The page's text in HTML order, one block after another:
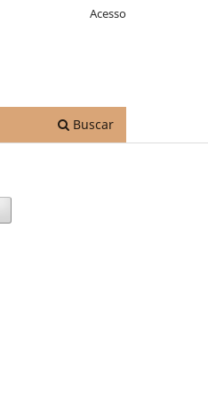
Buscar
Acesso